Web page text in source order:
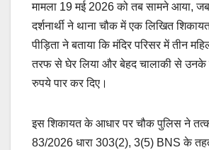
मामला 19 मई 2026 को तब सामने आया, जब
दर्शनार्थी ने थाना चौक में एक लिखित
पीड़िता ने बताया कि मंदिर परिसर में तीन
तरफ से घेर लिया और बेहद चालाकी से
रुपये पार कर दिए।
इस शिकायत के आधार पर चौक पुलिस ने
83/2026 धारा 303(2), 3(5) BNS के